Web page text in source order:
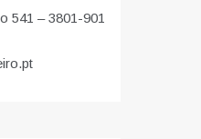
541 – 3801-901